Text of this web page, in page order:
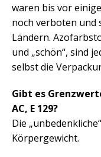
waren bis vor
noch verboten und
Ländern.
und „schön“, sind
selbst die
Gibt es
AC, E 129?
Die
Körpergewicht.